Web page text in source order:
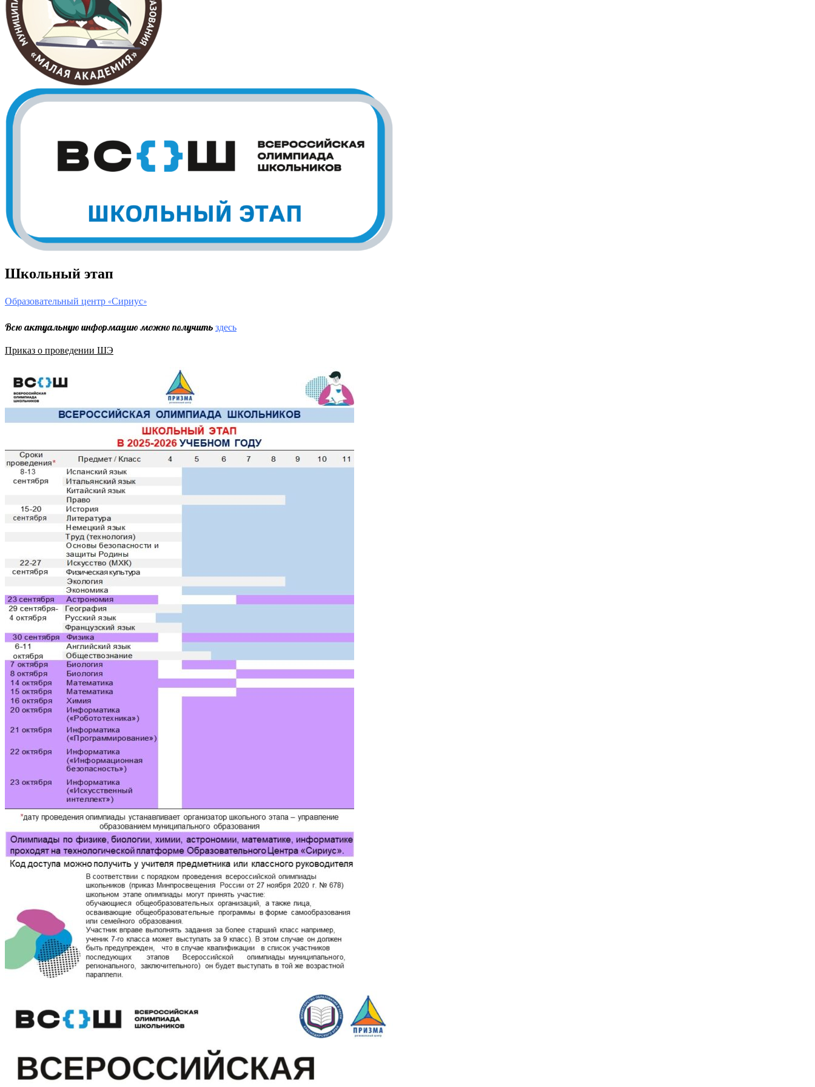
Школьный этап
Образовательный центр «Сириус»
Всю актуальную информацию можно получить здесь
Приказ о проведении ШЭ